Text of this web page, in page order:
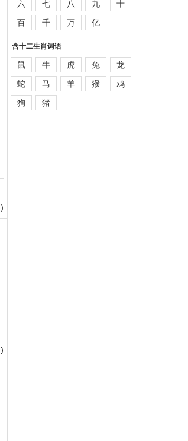
)
)
六
七 八 九
十
百
千 万 亿
含十二生肖词语
鼠 牛 虎 兔
龙
蛇
马 羊 猴
鸡
狗
猪